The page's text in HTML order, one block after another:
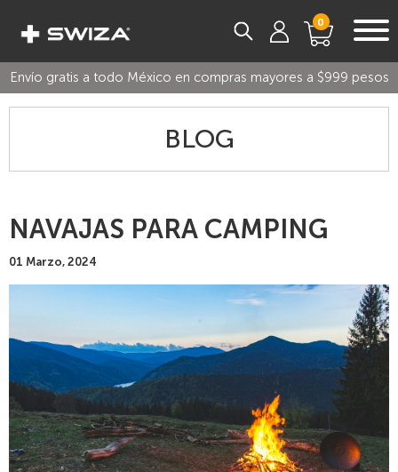
0
Envío gratis a todo México en compras mayores a $999 pesos
BLOG
NAVAJAS PARA CAMPING
01 Marzo, 2024